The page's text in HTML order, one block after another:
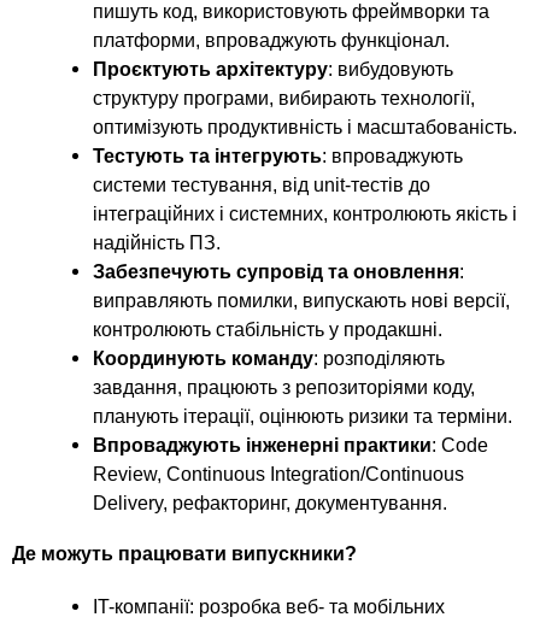
пишуть код, використовують фреймворки та
платформи, впроваджують функціонал.
Проєктують архітектуру: вибудовують
структуру програми, вибирають технології,
оптимізують продуктивність і масштабованість.
Тестують та інтегрують: впроваджують
системи тестування, від unit-тестів до
інтеграційних і системних, контролюють якість і
надійність ПЗ.
Забезпечують супровід та оновлення:
виправляють помилки, випускають нові версії,
контролюють стабільність у продакшні.
Координують команду: розподіляють
завдання, працюють з репозиторіями коду,
планують ітерації, оцінюють ризики та терміни.
Впроваджують інженерні практики: Code
Review, Continuous Integration/Continuous
Delivery, рефакторинг, документування.
Де можуть працювати випускники?
IT-компанії: розробка веб- та мобільних